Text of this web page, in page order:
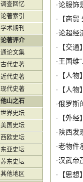
·论服饰
·【商贸
·论超经
·【交通】
·王国维
·【人物】
·【人物】
·俄罗斯
·【外经】
· 陕西发
·老物件
·汉武帝
·【思想】
调查回忆
论著索引
学术期刊
论著评介
通论文集
古代史著
近代史著
现代史著
他山之石
世界史坛
美国史坛
西欧史坛
东亚史坛
苏东史坛
其他地区